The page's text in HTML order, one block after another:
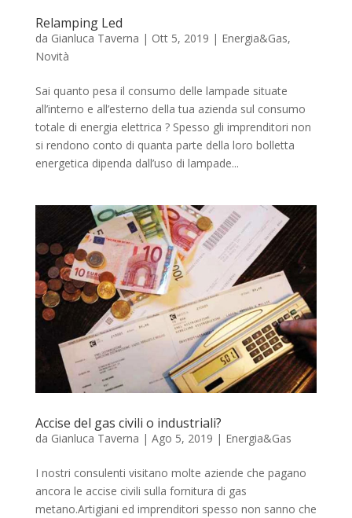
Relamping Led
da Gianluca Taverna | Ott 5, 2019 | Energia&Gas,
Novità
Sai quanto pesa il consumo delle lampade situate
all’interno e all’esterno della tua azienda sul consumo
totale di energia elettrica ? Spesso gli imprenditori non
si rendono conto di quanta parte della loro bolletta
energetica dipenda dall’uso di lampade...
Accise del gas civili o industriali?
da Gianluca Taverna | Ago 5, 2019 | Energia&Gas
I nostri consulenti visitano molte aziende che pagano
ancora le accise civili sulla fornitura di gas
metano.Artigiani ed imprenditori spesso non sanno che